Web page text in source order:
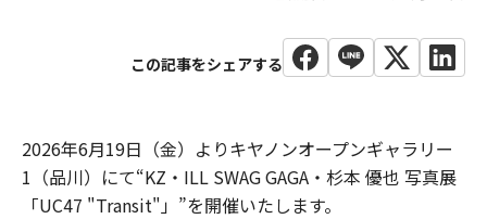
2026年6月19日（金）よりキヤノンオープンギャラリー
1（品川）にて“KZ・ILL SWAG GAGA・杉本 優也 写真展
「UC47 "Transit"」”を開催いたします。